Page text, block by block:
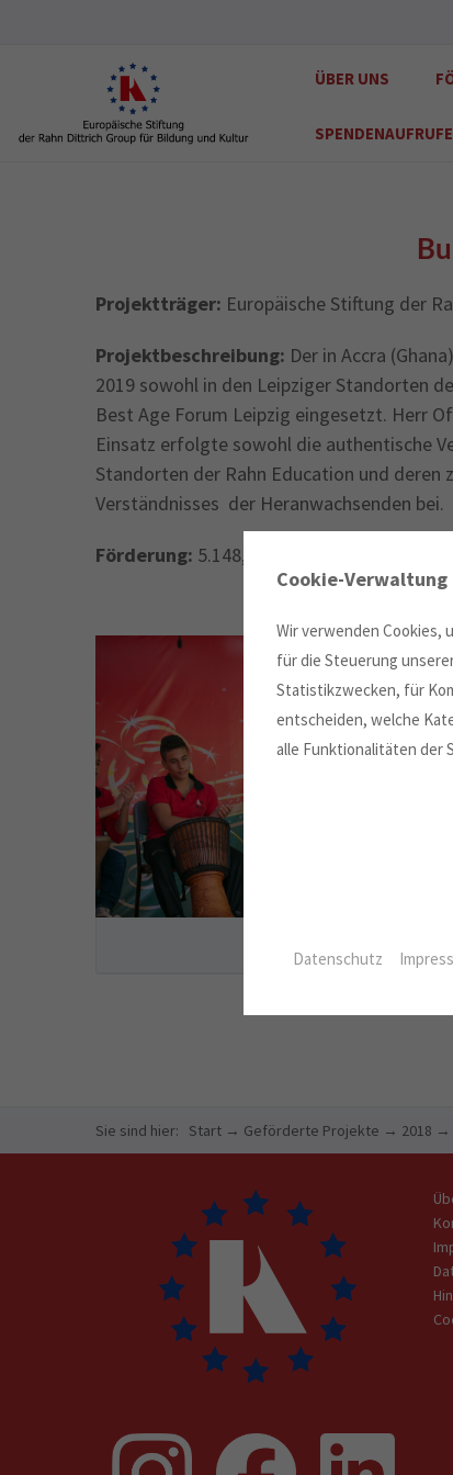
ÜBER UNS
SPENDENAUFRUFE
Projektträger: Europäische Stiftung der
Projektbeschreibung: Der in Accra
2019 sowohl in den Leipziger Standorten
Best Age Forum Leipzig eingesetzt. Herr
Einsatz erfolgte sowohl die authentische
Standorten der Rahn Education und deren
Verständnisses der Heranwachsenden bei.
Förderung: 5.148,54 €
Sie sind hier: Start → Geförderte Projekte → 2018 →
Cookie-Verwaltung
Wir verwenden Cookies,
für die Steuerung
Statistikzwecken, für
entscheiden, welche
alle Funktionalitäten der
Datenschutz